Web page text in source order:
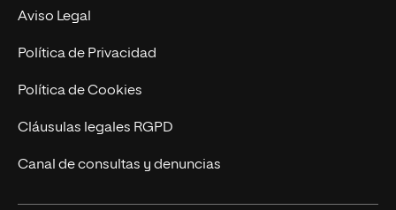
Experto Universitario
Postgrados
Cursos Universitarios
Nuestro Equipo
Trabaja en UNIR
Actualidad
UNIR Revista
Eventos
Aviso Legal
Política de Privacidad
Política de Cookies
Cláusulas legales RGPD
Canal de consultas y denuncias